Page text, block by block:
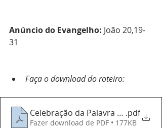
Anúncio do Evangelho: João 20,19-
31
Faça o download do roteiro:
Celebração da Palavra - 16042023
.pdf
Fazer download de PDF • 177KB